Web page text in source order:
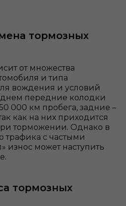
тормозных
от множества
и типа
вождения и условий
передние колодки
000 км пробега, задние –
как на них приходится
торможении. Однако в
трафика с частыми
износ может наступить
тормозных